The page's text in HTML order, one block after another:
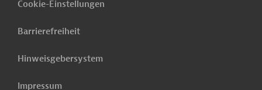
Cookie-Einstellungen
Barrierefreiheit
Hinweisgebersystem
Impressum